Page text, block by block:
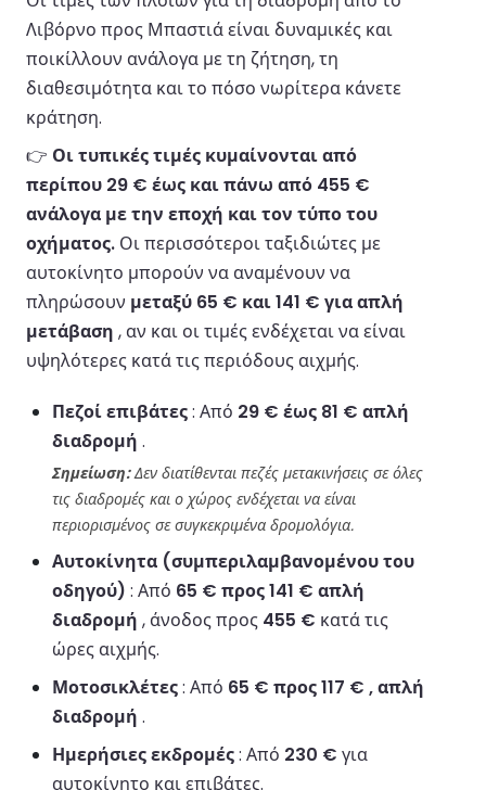
Λιβόρνο προς Μπαστιά είναι δυναμικές και
ποικίλλουν ανάλογα με τη ζήτηση, τη
διαθεσιμότητα και το πόσο νωρίτερα κάνετε
κράτηση.
👉 Οι τυπικές τιμές κυμαίνονται από
περίπου 29 € έως και πάνω από 455 €
ανάλογα με την εποχή και τον τύπο του
οχήματος. Οι περισσότεροι ταξιδιώτες με
αυτοκίνητο μπορούν να αναμένουν να
πληρώσουν μεταξύ 65 € και 141 € για απλή
μετάβαση , αν και οι τιμές ενδέχεται να είναι
υψηλότερες κατά τις περιόδους αιχμής.
Πεζοί επιβάτες: Από 29 € έως 81 € απλή
διαδρομή .
Σημείωση:Δεν διατίθενται πεζές μετακινήσεις σε όλες
τις διαδρομές και ο χώρος ενδέχεται να είναι
περιορισμένος σε συγκεκριμένα δρομολόγια.
Αυτοκίνητα (συμπεριλαμβανομένου του
οδηγού) : Από 65 € προς 141 € απλή
διαδρομή , άνοδος προς 455 € κατά τις
ώρες αιχμής.
Μοτοσικλέτες: Από 65 € προς 117 € , απλή
διαδρομή .
Ημερήσιες εκδρομές: Από 230 € για
αυτοκίνητο και επιβάτες.